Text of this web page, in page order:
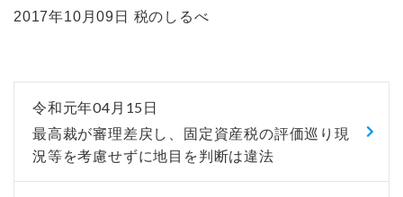
2017年10月09日 税のしるべ
令和元年04月15日
最高裁が審理差戻し、固定資産税の評価巡り現
況等を考慮せずに地目を判断は違法